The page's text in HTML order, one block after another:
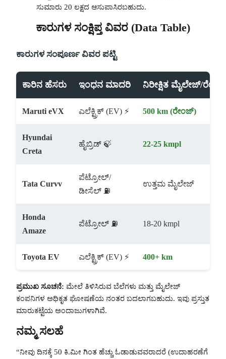
ಸುಮಾರು 20 ಲಕ್ಷದ ಆಸುಪಾಸಿರಬಹುದು.
ಕಾರುಗಳ ಸಂಕ್ಷಿಪ್ತ ವಿವರ (Data Table)
ಕಾರುಗಳ ಸಂಪೂರ್ಣ ವಿವರ ಪಟ್ಟಿ
ಕಾರಿನ ಹೆಸರು ಇಂಧನ ಮಾದರಿ ನಿರೀಕ್ಷಿತ ಮೈಲೇಜ್/ರೇಂಜ್
Maruti eVX ಎಲೆಕ್ಟ್ರಿಕ್ (EV) ⚡ 500 km (ರೇಂಜ್)
Hyundai
Creta
ಹೈಬ್ರಿಡ್ 🍃 22-25 kmpl
Tata Curvv
ಪೆಟ್ರೋಲ್/
ಡೀಸೆಲ್ ⛽
ಉತ್ತಮ ಮೈಲೇಜ್
Honda
Amaze
ಪೆಟ್ರೋಲ್ ⛽ 18-20 kmpl
Toyota EV ಎಲೆಕ್ಟ್ರಿಕ್ (EV) ⚡ 400+ km
ಪ್ರಮುಖ ಸೂಚನೆ: ಮೇಲೆ ತಿಳಿಸಿರುವ ಬೆಲೆಗಳು ಮತ್ತು ಮೈಲೇಜ್
ಕಂಪನಿಗಳ ಅಧಿಕೃತ ಘೋಷಣೆಯ ನಂತರ ಬದಲಾಗಬಹುದು. ಇವು ಪ್ರಸ್ತುತ
ಮಾರುಕಟ್ಟೆಯ ಅಂದಾಜುಗಳಾಗಿವೆ.
ನಮ್ಮ ಸಲಹೆ
“ನೀವು ದಿನಕ್ಕೆ 50 ಕಿ.ಮೀ ಗಿಂತ ಹೆಚ್ಚು ಓಡಾಡುವವರಾದರೆ (ಉದಾಹರಣೆಗೆ